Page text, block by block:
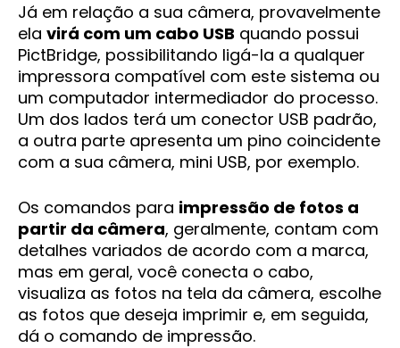
Já em relação a sua câmera, provavelmente
ela virá com um cabo USB quando possui
PictBridge, possibilitando ligá-la a qualquer
impressora compatível com este sistema ou
um computador intermediador do processo.
Um dos lados terá um conector USB padrão,
a outra parte apresenta um pino coincidente
com a sua câmera, mini USB, por exemplo.
Os comandos para impressão de fotos a
partir da câmera, geralmente, contam com
detalhes variados de acordo com a marca,
mas em geral, você conecta o cabo,
visualiza as fotos na tela da câmera, escolhe
as fotos que deseja imprimir e, em seguida,
dá o comando de impressão.